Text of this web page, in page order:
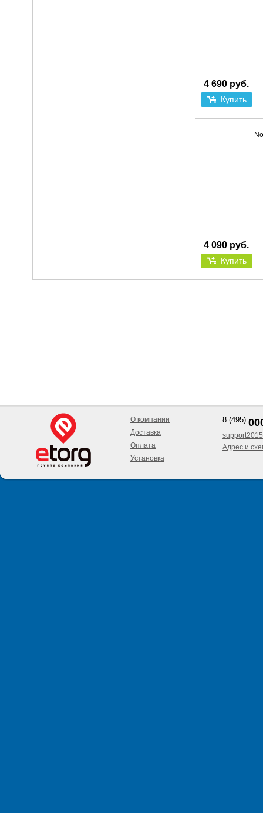
4 690 руб.
Купить
4 090 руб.
Купить
О компании
Доставка
Оплата
Установка
8 (495)
Адрес и